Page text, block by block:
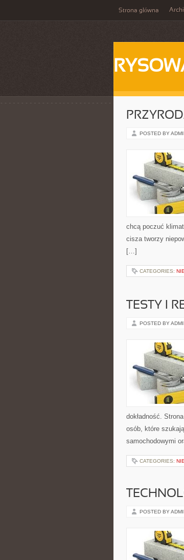
Strona główna
POSTED BY
chcą poczuć
cisza tworzy
[…]
CATEGORIES:
TESTY I
POSTED BY
dokładność.
osób, które
samochodowymi
CATEGORIES:
POSTED BY